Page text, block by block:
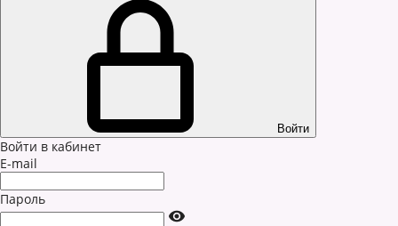
Войти
Войти в кабинет
E-mail
Пароль